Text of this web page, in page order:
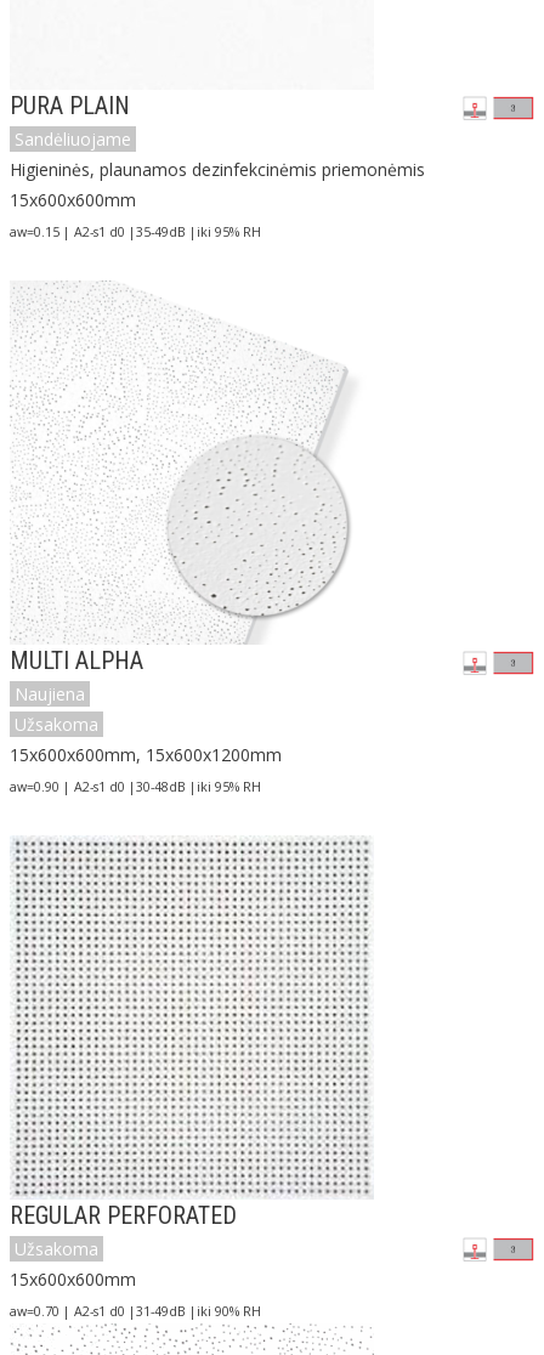
PURA PLAIN
Sandėliuojame
Higieninės, plaunamos dezinfekcinėmis priemonėmis
15x600x600mm
aw=0.15 | A2-s1 d0 |35-49dB |iki 95% RH
MULTI ALPHA
Naujiena
Užsakoma
15x600x600mm, 15x600x1200mm
aw=0.90 | A2-s1 d0 |30-48dB |iki 95% RH
REGULAR PERFORATED
Užsakoma
15x600x600mm
aw=0.70 | A2-s1 d0 |31-49dB |iki 90% RH